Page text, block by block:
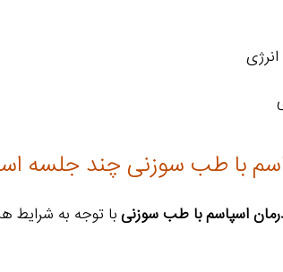
با طب سوزنی چند جلسه
اسپاسم با طب سوزنی